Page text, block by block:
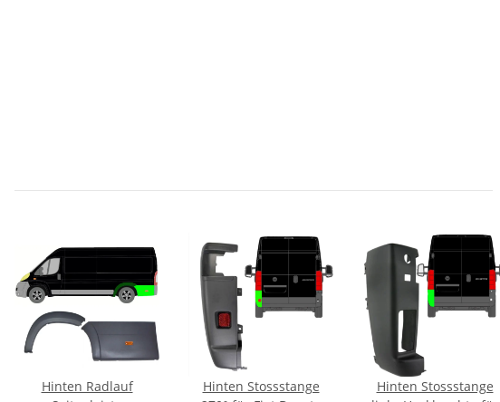
Hinten Radlauf
Hinten Stossstange
Hinten Stossstange